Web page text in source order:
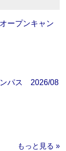
ープンキャン
パス 2026/08
もっと見る »